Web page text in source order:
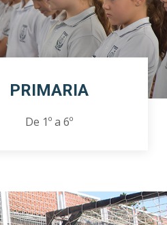
PRIMARIA
De 1º a 6º